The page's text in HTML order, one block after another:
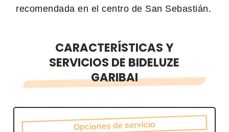
recomendada en el centro de San Sebastián.
CARACTERÍSTICAS Y
SERVICIOS DE BIDELUZE
GARIBAI
Opciones de servicio